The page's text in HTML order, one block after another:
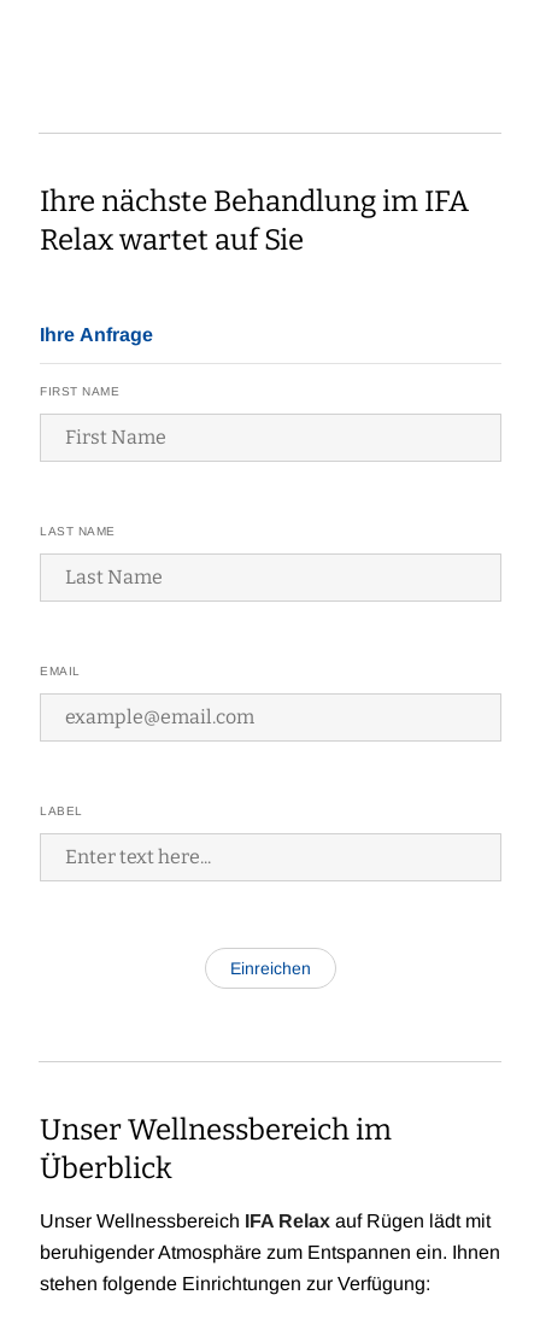
Ihre nächste Behandlung im IFA
Relax wartet auf Sie
Ihre Anfrage
FIRST NAME
LAST NAME
EMAIL
LABEL
Unser Wellnessbereich im
Überblick
Unser Wellnessbereich IFA Relax auf Rügen lädt mit
beruhigender Atmosphäre zum Entspannen ein. Ihnen
stehen folgende Einrichtungen zur Verfügung: